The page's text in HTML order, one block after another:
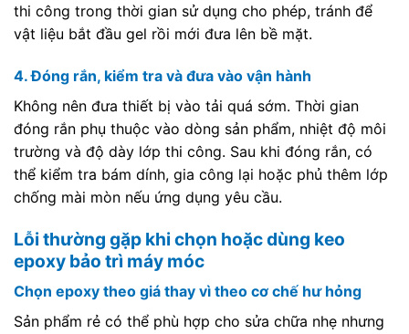
thi công trong thời gian sử dụng cho phép, tránh để
vật liệu bắt đầu gel rồi mới đưa lên bề mặt.
4. Đóng rắn, kiểm tra và đưa vào vận hành
Không nên đưa thiết bị vào tải quá sớm. Thời gian
đóng rắn phụ thuộc vào dòng sản phẩm, nhiệt độ môi
trường và độ dày lớp thi công. Sau khi đóng rắn, có
thể kiểm tra bám dính, gia công lại hoặc phủ thêm lớp
chống mài mòn nếu ứng dụng yêu cầu.
Lỗi thường gặp khi chọn hoặc dùng keo
epoxy bảo trì máy móc
Chọn epoxy theo giá thay vì theo cơ chế hư hỏng
Sản phẩm rẻ có thể phù hợp cho sửa chữa nhẹ nhưng